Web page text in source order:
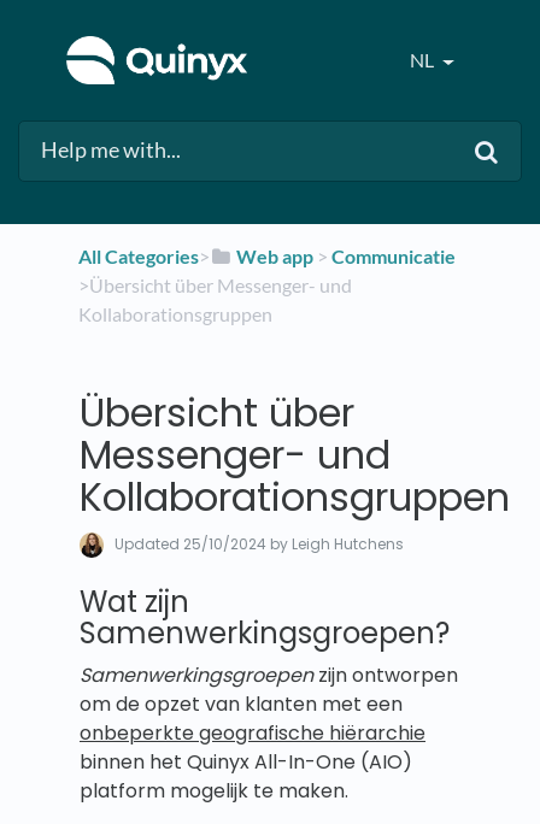
NL
All Categories​>​ ​Web app ​ > ​​Communicatie
>​ Übersicht über Messenger- und
Kollaborationsgruppen
Übersicht über
Messenger- und
Kollaborationsgruppen
Updated 25/10/2024 by Leigh Hutchens
Wat zijn
Samenwerkingsgroepen?
Samenwerkingsgroepenzijn ontworpen
om de opzet van klanten met een
onbeperkte geografische hiërarchie
binnen het Quinyx All-In-One (AIO)
platform mogelijk te maken.